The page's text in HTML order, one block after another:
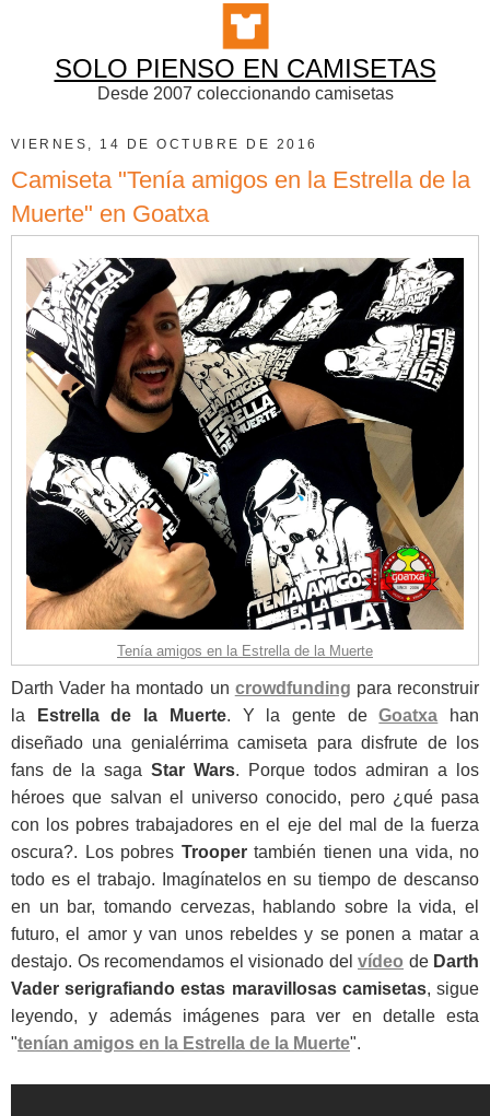
SOLO PIENSO EN CAMISETAS
Desde 2007 coleccionando camisetas
VIERNES, 14 DE OCTUBRE DE 2016
Camiseta "Tenía amigos en la Estrella de la
Muerte" en Goatxa
Tenía amigos en la Estrella de la Muerte
Darth Vader ha montado un crowdfunding para reconstruir
la
Estrella de la Muerte. Y la gente deGoatxa han
diseñado una genialérrima camiseta para disfrute de los
fans de la saga Star Wars. Porque todos admiran a los
héroes que salvan el universo conocido, pero ¿qué pasa
con los pobres trabajadores en el eje del mal de la fuerza
oscura?. Los pobres Troopertambién tienen una vida, no
todo es el trabajo. Imagínatelos en su tiempo de descanso
en un bar, tomando cervezas, hablando sobre la vida, el
futuro, el amor y van unos rebeldes y se ponen a matar a
destajo. Os recomendamos el visionado del vídeo de Darth
Vader serigrafiando estas maravillosas camisetas, sigue
leyendo, y además imágenes para ver en detalle esta
"tenían amigos en la Estrella de la Muerte".